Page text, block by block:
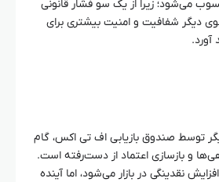
می‌شود؛ زیرا از یک سو فشار قانونی
دیگر شفافیت و امنیت بیشتری برای
آورد.
دلار دیگر توسط صندوق بازیابی اف تی اکس، گام
و بازسازی اعتماد از دست‌رفته است.
نقدینگی در بازار می‌شود، اما آینده